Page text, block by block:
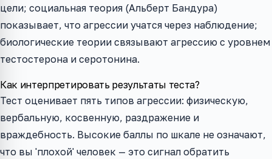
цели; социальная теория (Альберт Бандура)
показывает, что агрессии учатся через наблюдение;
биологические теории связывают агрессию с уровнем
тестостерона и серотонина.
Как интерпретировать результаты теста?
Тест оценивает пять типов агрессии: физическую,
вербальную, косвенную, раздражение и
враждебность. Высокие баллы по шкале не означают,
что вы 'плохой' человек — это сигнал обратить